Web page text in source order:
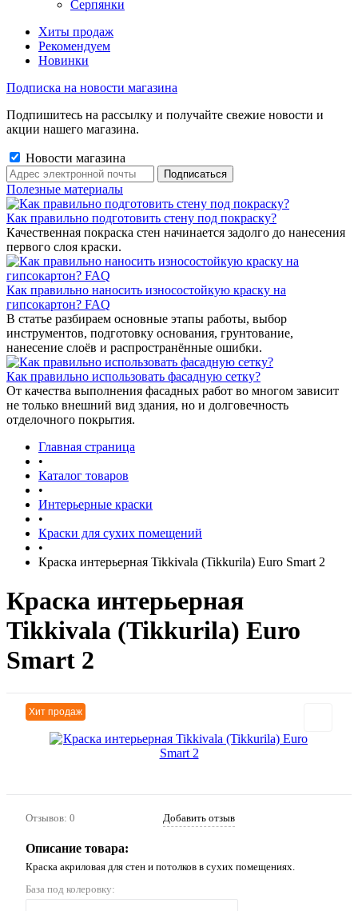
Серпянки
Хиты продаж
Рекомендуем
Новинки
Подписка на новости магазина
Подпишитесь на рассылку и получайте свежие новости и
акции нашего магазина.
Новости магазина
Полезные материалы
Как правильно подготовить стену под покраску?
Качественная покраска стен начинается задолго до нанесения
первого слоя краски.
Как правильно наносить износостойкую краску на
гипсокартон? FAQ
В статье разбираем основные этапы работы, выбор
инструментов, подготовку основания, грунтование,
нанесение слоёв и распространённые ошибки.
Как правильно использовать фасадную сетку?
От качества выполнения фасадных работ во многом зависит
не только внешний вид здания, но и долговечность
отделочного покрытия.
Главная страница
•
Каталог товаров
•
Интерьерные краски
•
Краски для сухих помещений
•
Краска интерьерная Tikkivala (Tikkurila) Euro Smart 2
Краска интерьерная
Tikkivala (Tikkurila) Euro
Smart 2
Хит продаж
Отзывов: 0 Добавить отзыв
Описание товара:
Краска акриловая для стен и потолков в сухих помещениях.
База под колеровку: